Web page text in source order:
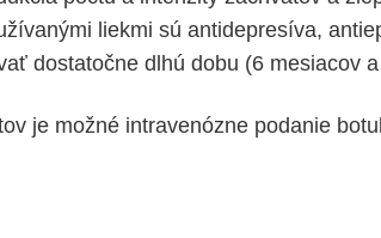
liekmi sú antidepresíva,
dostatočne dlhú dobu (6 mesiacov
je možné intravenózne podanie